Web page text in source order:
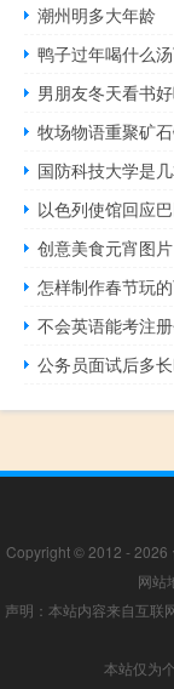
潮州明多大年龄
鸭子过年喝什么
男朋友冬天看书
牧场物语重聚矿
国防科技大学是
以色列使馆回应
创意美食元宵图片
怎样制作春节玩
不会英语能考注
公务员面试后多
Copyright © 2012 - 2026
网站
声明：本站内容来自互联
本站仅为